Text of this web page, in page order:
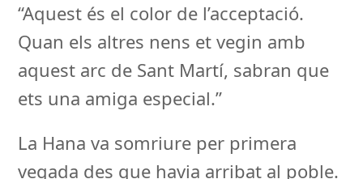
“Aquest és el color de l’acceptació.
Quan els altres nens et vegin amb
aquest arc de Sant Martí, sabran que
ets una amiga especial.”
La Hana va somriure per primera
vegada des que havia arribat al poble.